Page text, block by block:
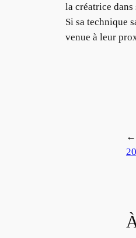
la créatrice dans
Si sa technique
venue à leur
←